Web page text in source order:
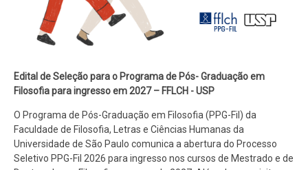
Edital de Seleção para o Programa de Pós- Graduação em
Filosofia para ingresso em 2027 – FFLCH - USP
O Programa de Pós-Graduação em Filosofia (PPG-Fil) da
Faculdade de Filosofia, Letras e Ciências Humanas da
Universidade de São Paulo comunica a abertura do Processo
Seletivo PPG-Fil 2026 para ingresso nos cursos de Mestrado e de